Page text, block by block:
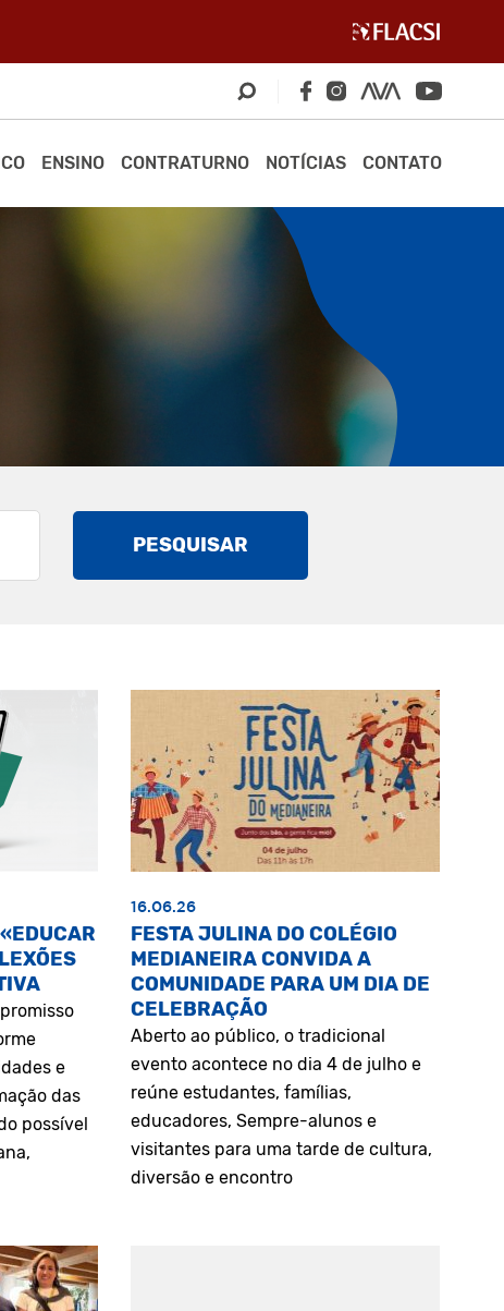
ENSINO CONTRATURNO NOTÍCIAS CONTATO
PESQUISAR
e
das
possível
16.06.26
FESTA JULINA DO COLÉGIO
MEDIANEIRA CONVIDA A
COMUNIDADE PARA UM DIA DE
CELEBRAÇÃO
Aberto ao público, o tradicional
evento acontece no dia 4 de julho e
reúne estudantes, famílias,
educadores, Sempre-alunos e
visitantes para uma tarde de cultura,
diversão e encontro